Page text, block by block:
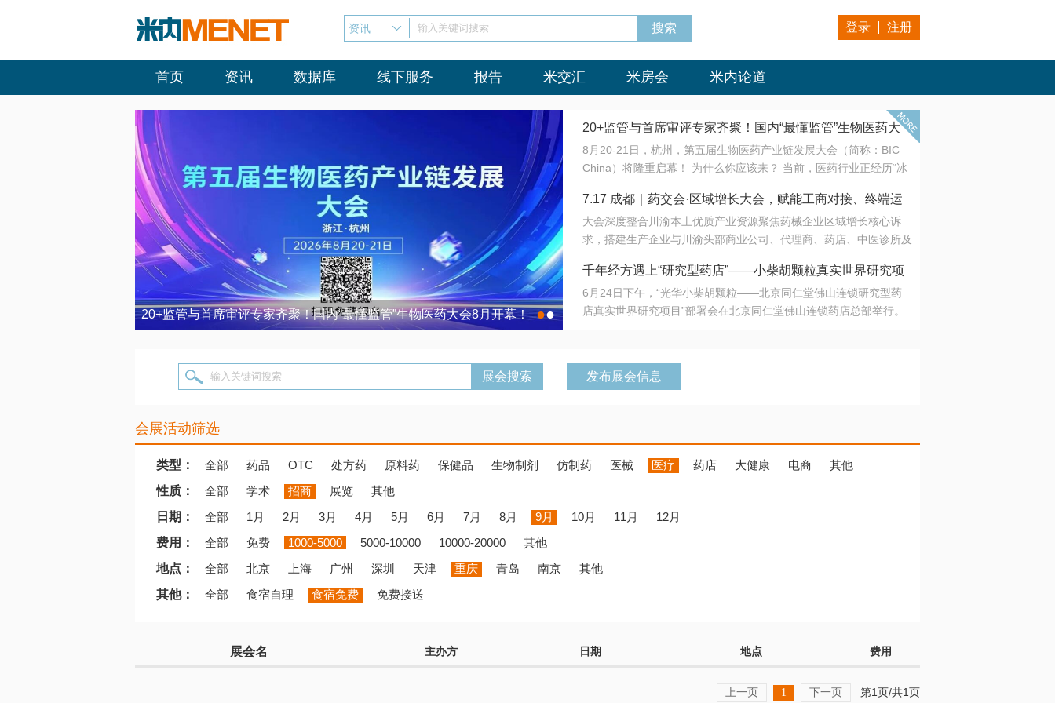
资讯 输入关键词搜索 登录 注册
首页 资讯 数据库 线下服务 报告 米交汇 米房会 米内论道
20+监管与首席审评专家齐聚！国内“最懂监管”生物医药大会8月开幕！ 7.17 成都｜药交会·区域增长大会，赋能工商对接、终端运营
●●
20+监管与首席审评专家齐聚！国内“最懂监管”生物医药大
会8月开幕！
8月20-21日，杭州，第五届生物医药产业链发展大会（简称：BIC
China）将隆重启幕！ 为什么你应该来？ 当前，医药行业正经历“冰
法正重新定义研发效率；另一端是创新药“最后一公里”的支付与入院
难题，呼唤更成熟的产业生态。 同质化“内卷”已无出路，全产业链协
同与出海能力建设才是破局关键。 本届大会以 “重构生态，定义未
算力突围；从中药创新、复杂药物制剂、CGT、多肽与小核酸的技
术攻坚，到CDMO的柔性智造。 我们致力于打破壁垒，让“实验
室”与“生产线”、“研发端”与“支付端”深度对话，更让监管、产业、资
7.17 成都｜药交会·区域增长大会，赋能工商对接、终端运
营
大会深度整合川渝本土优质产业资源聚焦药械企业区域增长核心诉
求，搭建生产企业与川渝头部商业公司、代理商、药店、中医诊所及
域增量份额夯实西南市场战略布局
千年经方遇上“研究型药店”——小柴胡颗粒真实世界研究项
目在北京同仁堂佛山连锁启动
6月24日下午，“光华小柴胡颗粒——北京同仁堂佛山连锁研究型药
店真实世界研究项目”部署会在北京同仁堂佛山连锁药店总部举行。
输入关键词搜索 发布展会信息
会展活动筛选
类型： 全部 药品 OTC 处方药 原料药 保健品 生物制剂 仿制药 医械 医疗 药店 大健康 电商
其他
性质：
全部 学术 招商 展览
其他
日期：
全部 1月 2月 3月 4月 5月 6月 7月 8月 9月 10月 11月
12月
费用：
全部 免费 1000-5000 5000-10000 10000-20000
其他
地点：
全部 北京 上海 广州 深圳 天津 重庆 青岛 南京
其他
其他：
全部 食宿自理 食宿免费 免费接送
展会名 主办方 日期 地点 费用
上一页 1 下一页 第1页/共1页